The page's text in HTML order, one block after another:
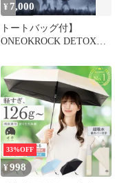
¥ 7,000
トートバッグ付】
ONEOKROCK DETOX
33%OFF
¥998